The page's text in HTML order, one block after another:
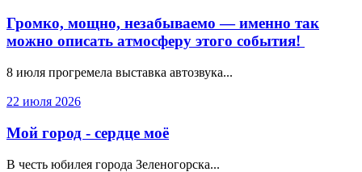
Громко, мощно, незабываемо — именно так
можно описать атмосферу этого события!
8 июля прогремела выставка автозвука...
22 июля 2026
Мой город - сердце моё
В честь юбилея города Зеленогорска...